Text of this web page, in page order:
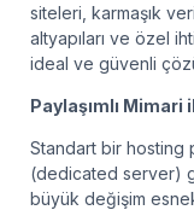
siteleri, karmaşık
altyapıları ve özel
ideal ve güvenli
Paylaşımlı Mimari
Standart bir hosting
(dedicated server)
büyük değişim